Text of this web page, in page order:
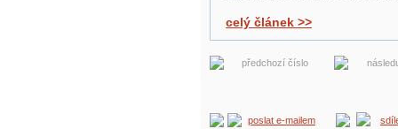
celý článek >>
předchozí číslo
poslat e-mailem